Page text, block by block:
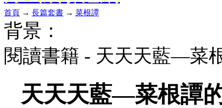
首頁 → 長篇套書 → 菜根譚
背景：
閱讀書籍 - 天天天藍—菜
天天天藍—菜根譚